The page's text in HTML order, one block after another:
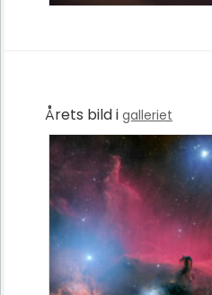
Årets bild i galleriet